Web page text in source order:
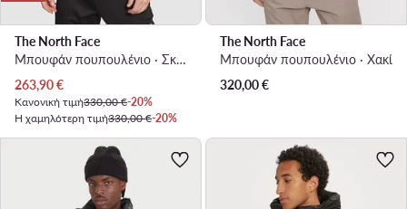
The North Face
Μπουφάν πουπουλένιο · Σκούρο μπλε
Τρέχουσα τιμή
263,90€
Κανονική τιμή330,00 €-20%
Η χαμηλότερη τιμή330,00 €-20%
The North Face
Μπουφάν πουπουλένιο · Χακί
320,00€